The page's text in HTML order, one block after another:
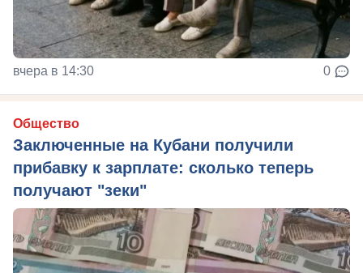
вчера в 14:30 0
Общество
Заключенные на Кубани получили
прибавку к зарплате: сколько теперь
получают "зеки"